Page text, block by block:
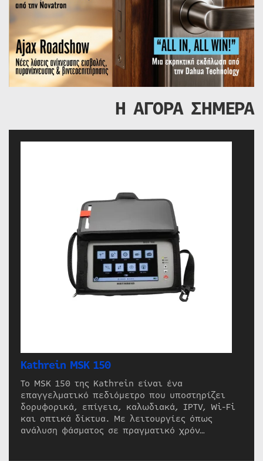
Η ΑΓΟΡΑ ΣΗΜΕΡΑ
Kathrein MSK 150
Το MSK 150 της Kathrein είναι ένα
επαγγελματικό πεδιόμετρο που υποστηρίζει
δορυφορικά, επίγεια, καλωδιακά, IPTV, Wi-Fi
και οπτικά δίκτυα. Με λειτουργίες όπως
ανάλυση φάσματος σε πραγματικό χρόν…